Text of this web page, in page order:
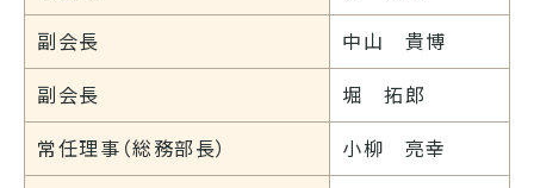
副会長 中山 貴博
副会長 堀 拓郎
常任理事（総務部長） 小柳 亮幸